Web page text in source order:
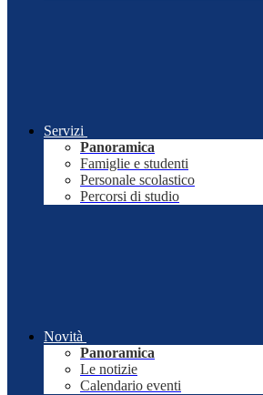
Servizi
Panoramica
Famiglie e studenti
Personale scolastico
Percorsi di studio
Novità
Panoramica
Le notizie
Calendario eventi